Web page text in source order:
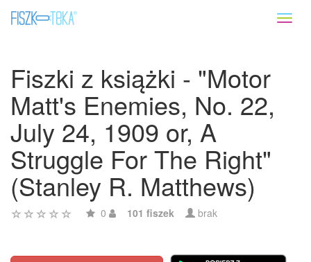
Fiszki z książki - "Motor
Matt's Enemies, No. 22,
July 24, 1909 or, A
Struggle For The Right"
(Stanley R. Matthews)
0 101 fiszek brak